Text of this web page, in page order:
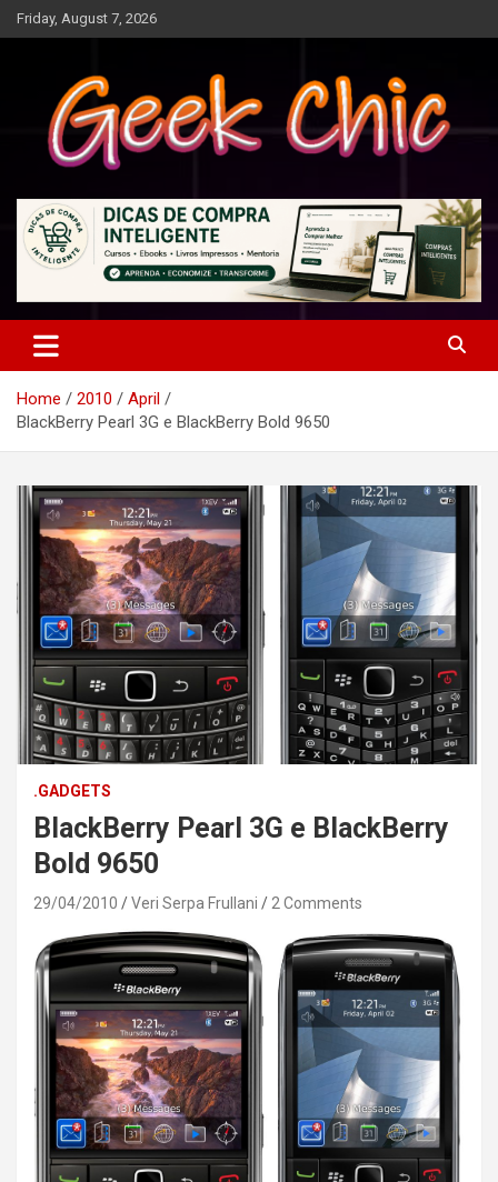
Skip
to
Friday, August 7, 2026
Geek Chic
Home 2010
April
BlackBerry Pearl 3G e BlackBerry Bold 9650
.GADGETS
BlackBerry Pearl 3G e BlackBerry
Bold 9650
29/04/2010 Veri Serpa Frullani 2 Comments